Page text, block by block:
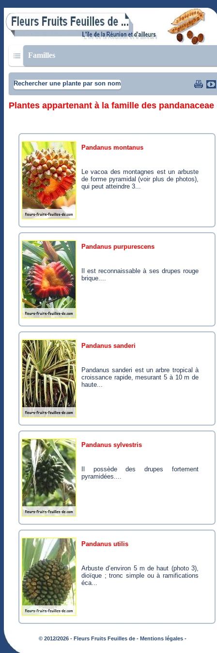
Familles
Rechercher une plante par son nom
Plantes appartenant à la famille des pandanaceae
pandanus montanus
Le vacoa des montagnes est un arbuste
de forme pyramidal (voir plus de photos),
qui peut atteindre 3...
pandanus purpurescens
brique....
pandanus sanderi
Pandanus sanderi est un arbre tropical à
croissance rapide, mesurant 5 à 10 m de
haute...
pandanus sylvestris
pyramidées....
pandanus utilis
Arbuste d’environ 5 m de haut (photo 3),
dioïque ; tronc simple ou à ramifications
éca...
© 2012/2026 - Fleurs Fruits Feuilles de - Mentions légales -